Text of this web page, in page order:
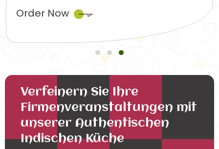
Order Now
Verfeinern Sie Ihre
Firmenveranstaltungen mit
unserer Authentischen
Indischen Küche